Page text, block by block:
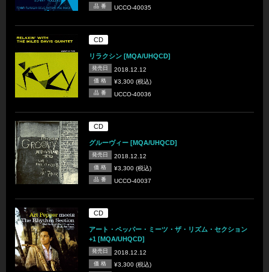
品 番 UCCO-40035
CD
リラクシン [MQA/UHQCD]
発売日 2018.12.12
価 格 ¥3,300 (税込)
品 番 UCCO-40036
CD
グルーヴィー [MQA/UHQCD]
発売日 2018.12.12
価 格 ¥3,300 (税込)
品 番 UCCO-40037
CD
アート・ペッパー・ミーツ・ザ・リズム・セクション
+1 [MQA/UHQCD]
発売日 2018.12.12
価 格 ¥3,300 (税込)